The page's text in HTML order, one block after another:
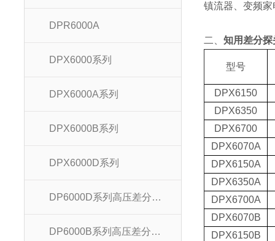
DPR6000A
DPX6000系列
DPX6000A系列
DPX6000B系列
DPX6000D系列
DP6000D系列高压差分探头
DP6000B系列高压差分探头
镇流器、变频
二、知用差分
型号
DPX6150
DPX6350
DPX6700
DPX6070A
DPX6150A
DPX6350A
DPX6700A
DPX6070B
DPX6150B